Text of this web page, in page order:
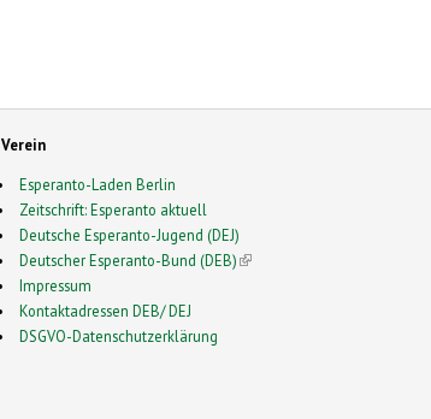
Verein
Esperanto-Laden Berlin
Zeitschrift: Esperanto aktuell
Deutsche Esperanto-Jugend (DEJ)
Deutscher Esperanto-Bund (DEB)(link is external)
Impressum
Kontaktadressen DEB/ DEJ
DSGVO-Datenschutzerklärung